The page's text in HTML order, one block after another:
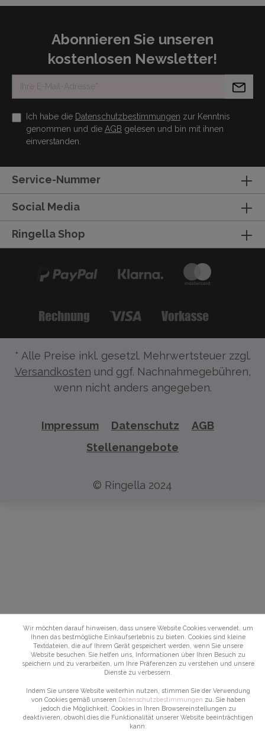
Abonnieren Sie unseren
kostenlosen Newsletter!
Ich habe die Datenschutzbestimmungen zur Kenntnis
genommen und die AGB gelesen und bin mit ihnen
einverstanden.
Service-Nummer
Social Media
Ringella Shop
* Alle Preise inkl. gesetzl. Mehrwertsteuer zzgl.
Versandkosten und ggf. Nachnahmegebühren,
wenn nicht anders angegeben.
Impressum Datenschutz
AGB
Stellenangebote
© Ringella 2024
Wir möchten darauf hinweisen, dass unsere Website Cookies verwendet, um
Ihnen das bestmögliche Einkaufserlebnis zu bieten. Cookies sind kleine
Textdateien, die auf Ihrem Gerät gespeichert werden, wenn Sie unsere
Website besuchen. Sie helfen uns, Informationen über Ihren Besuch zu
speichern und zu verarbeiten, um Ihre Präferenzen zu verstehen und unsere
Dienste zu verbessern.
Indem Sie unsere Website weiterhin nutzen, stimmen Sie der Verwendung
von Cookies gemäß unseren Datenschutzbestimmungen zu. Sie haben
jedoch die Möglichkeit, Cookies in Ihren Browsereinstellungen zu
deaktivieren, obwohl dies die Funktionalität unserer Website beeinträchtigen
kann.